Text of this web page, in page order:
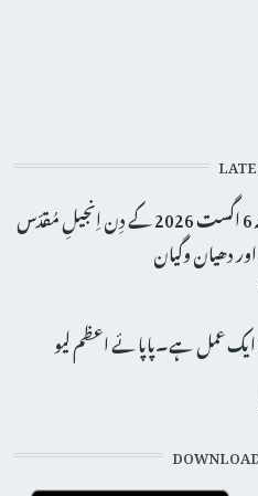
آج مورخہ 6 اگست 2026 کے دِن اِنجیلِ مُقدّس
دھیان وگیان
ایک عمل ہے۔پاپائے اعظم لیو